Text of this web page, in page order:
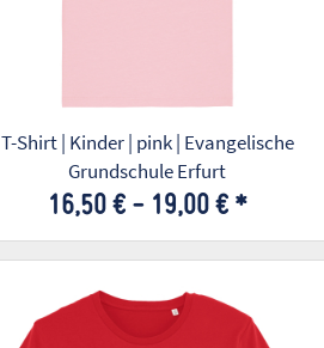
T-Shirt | Kinder | pink | Evangelische
Grundschule Erfurt
16,50 € - 19,00 € *